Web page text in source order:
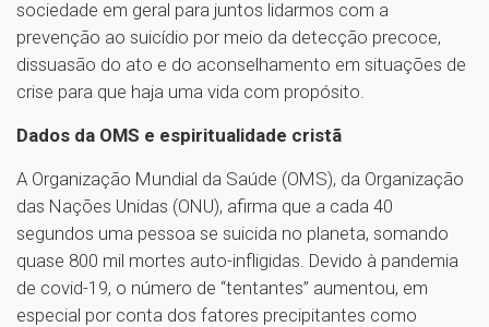
sociedade em geral para juntos lidarmos com a
prevenção ao suicídio por meio da detecção precoce,
dissuasão do ato e do aconselhamento em situações de
crise para que haja uma vida com propósito.
Dados da OMS e espiritualidade cristã
A Organização Mundial da Saúde (OMS), da Organização
das Nações Unidas (ONU), afirma que a cada 40
segundos uma pessoa se suicida no planeta, somando
quase 800 mil mortes auto-infligidas. Devido à pandemia
de covid-19, o número de “tentantes” aumentou, em
especial por conta dos fatores precipitantes como